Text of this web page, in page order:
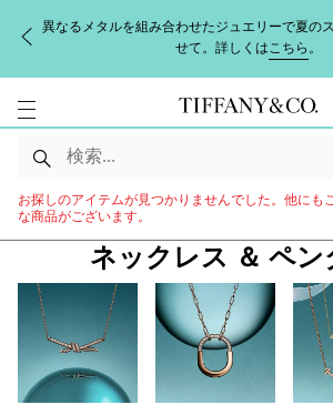
異なるメタルを組み合わせたジュエリーで夏の
せて。詳しくはこちら 。
お探しのアイテムが見つかりませんでした。他にも
な商品がございます。
ネックレス ＆ ペン